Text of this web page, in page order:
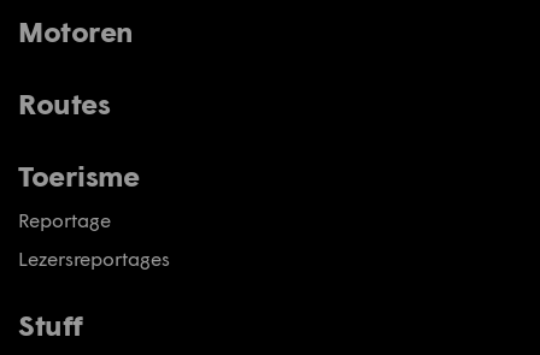
Motoren
Routes
Toerisme
Reportage
Lezersreportages
Stuff